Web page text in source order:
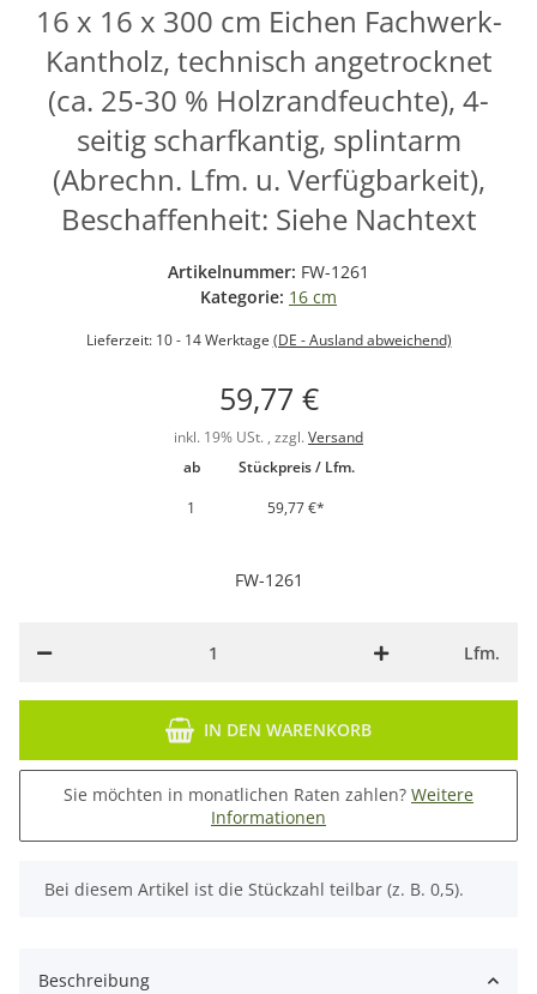
16 x 16 x 300 cm Eichen Fachwerk-
Kantholz, technisch angetrocknet
(ca. 25-30 % Holzrandfeuchte), 4-
seitig scharfkantig, splintarm
(Abrechn. Lfm. u. Verfügbarkeit),
Beschaffenheit: Siehe Nachtext
Artikelnummer: FW-1261
Kategorie: 16 cm
Lieferzeit: 10 - 14 Werktage (DE - Ausland abweichend)
59,77 €
inkl. 19% USt. , zzgl. Versand
ab
Stückpreis / Lfm.
1
59,77 €*
FW-1261
Lfm.
IN DEN WARENKORB
Sie möchten in monatlichen Raten zahlen? Weitere
Informationen
x
Bei diesem Artikel ist die Stückzahl teilbar (z. B. 0,5).
Beschreibung